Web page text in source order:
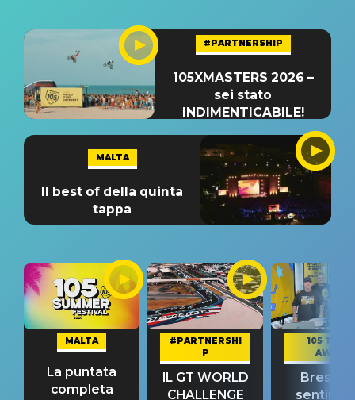
#PARTNERSHIP
105XMASTERS 2026 –
sei stato
INDIMENTICABILE!
MALTA
Il best of della quinta
tappa
MALTA
La puntata
completa
#PARTNERSHI
P
IL GT WORLD
CHALLENGE
105 TAKE
AWAY
Bresh: